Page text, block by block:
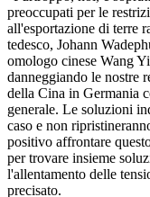
preoccupati per le
all'esportazione di terre
tedesco, Johann
omologo cinese Wang
danneggiando le nostre
della Cina in Germania
generale. Le soluzioni
caso e non
positivo affrontare
per trovare insieme
l'allentamento delle
precisato.